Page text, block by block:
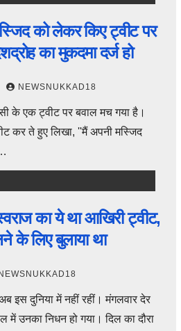
को लेकर किए ट्वीट पर
का मुकदमा दर्ज हो
NEWSNUKKAD18
के एक ट्वीट पर बवाल मच गया है।
कर ते हुए लिखा, ''मैं अपनी मस्जिद
का ये था आखिरी ट्वीट,
के लिए बुलाया था
इस दुनिया में नहीं रहीं। मंगलवार देर
में उनका निधन हो गया। दिल का दौरा